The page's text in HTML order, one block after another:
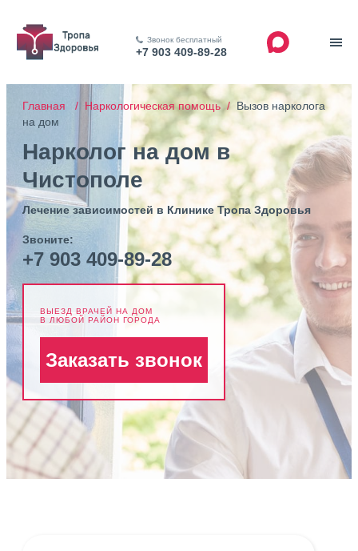
Звонок бесплатный
+7 903 409-89-28
Главная / Наркологическая помощь / Вызов нарколога
на дом
Нарколог на дом в
Чистополе
Лечение зависимостей в Клинике Тропа Здоровья
Звоните:
+7 903 409-89-28
ВЫЕЗД ВРАЧЕЙ НА ДОМ
В ЛЮБОЙ РАЙОН ГОРОДА
Заказать звонок